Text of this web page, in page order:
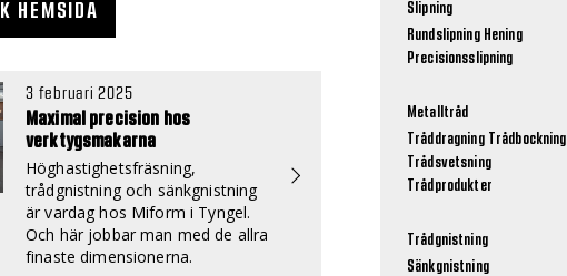
HEMSIDA
3 februari 2025
Maximal precision hos
verktygsmakarna
Höghastighetsfräsning,
trådgnistning och sänkgnistning
är vardag hos Miform i Tyngel.
Och här jobbar man med de allra
finaste dimensionerna.
Slipning
Rundslipning Hening
Precisionsslipning
Metalltråd
Tråddragning
Trådbockning
Trådsvetsning
Trådprodukter
Trådgnistning
Sänkgnistning